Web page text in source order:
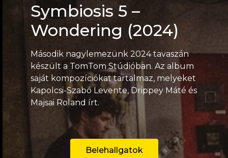
Symbiosis 5 –
Wondering (2024)
Második nagylemezünk 2024 tavaszán
készült a TomTom Stúdióban. Az album
saját kompozíciókat tartalmaz, melyeket
Kapolcsi-Szabó Levente, Drippey Máté és
Majsai Roland írt.
Belehallgatok